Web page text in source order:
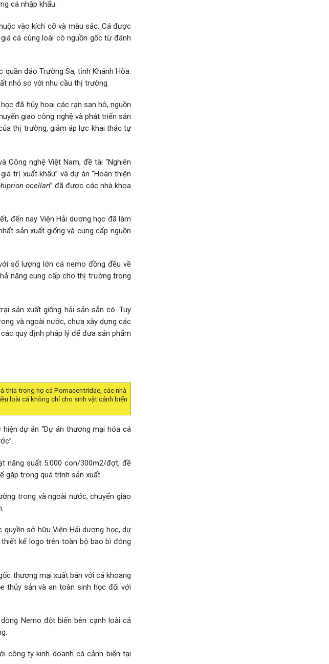
cá nhập khẩu.
vào kích cỡ và màu sắc. Cá được
cá cùng loài có nguồn gốc từ đánh
đảo Trường Sa, tỉnh Khánh Hòa.
nhỏ so với nhu cầu thị trường.
đã hủy hoại các rạn san hô, nguồn
giao công nghệ và phát triển sản
thị trường, giảm áp lực khai thác tự
Công nghệ Việt Nam, đề tài “Nghiên
trị xuất khẩu” và dự án “Hoàn thiện
ocellari” đã được các nhà khoa
đến nay Viện Hải dương học đã làm
sản xuất giống và cung cấp nguồn
số lượng lớn cá nemo đồng đều về
năng cung cấp cho thị trường trong
sản xuất giống hải sản sẵn có. Tuy
và ngoài nước, chưa xây dựng các
quy định pháp lý để đưa sản phẩm
thia trong họ cá Pomacentridae, các nhà
loài cá không chỉ cho sinh vật cảnh biển
dự án “Dự án thương mại hóa cá
năng suất 5.000 con/300m2/đợt, đề
gặp trong quá trình sản xuất.
trong và ngoài nước, chuyển giao
sở hữu Viện Hải dương học, dự
kế logo trên toàn bộ bao bì đóng
thương mại xuất bán với cá khoang
thủy sản và an toàn sinh học đối với
Nemo đột biến bên cạnh loài cá
công ty kinh doanh cá cảnh biển tại